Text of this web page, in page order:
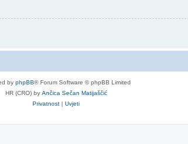
by phpBB® Forum Software © phpBB Limited
HR (CRO) by Ančica Sečan Matijaščić
Privatnost | Uvjeti